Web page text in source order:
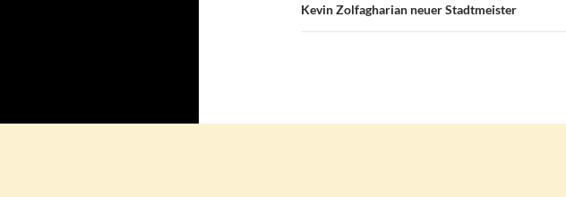
Kevin Zolfagharian neuer Stadtmeister